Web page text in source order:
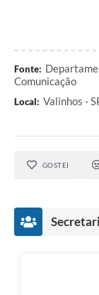
Fonte:
Comunicação
Local: Valinhos -
GOSTEI